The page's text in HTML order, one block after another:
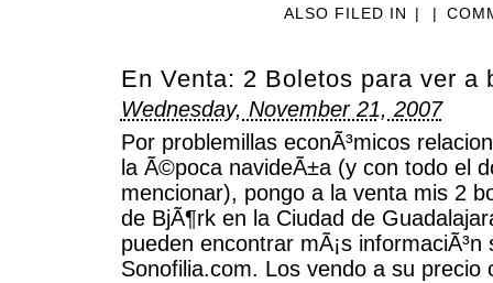
ALSO FILED IN | |
En Venta: 2 Boletos para ver a
Wednesday, November 21, 2007
Por problemillas econÃ³micos
la Ã©poca navideÃ±a (y con todo el
mencionar), pongo a la venta mis 2
de BjÃ¶rk en la Ciudad de
pueden encontrar mÃ¡s
Sonofilia.com. Los vendo a su